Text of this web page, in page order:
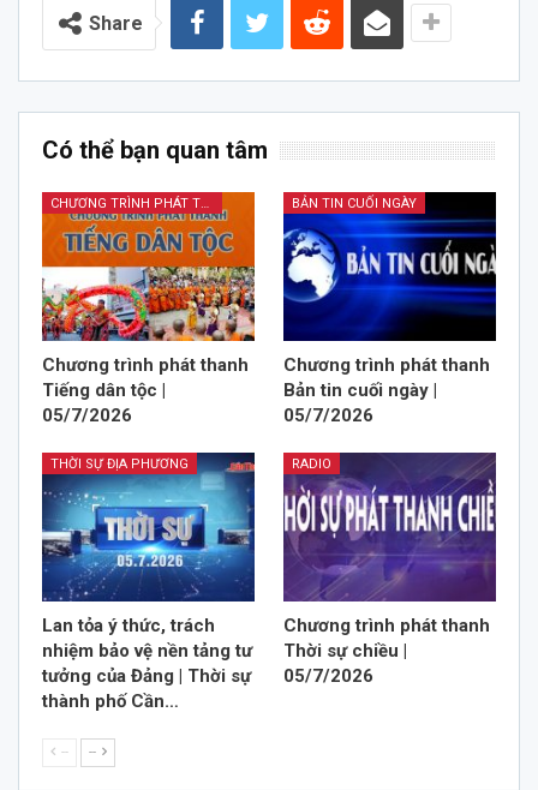
Share
Có thể bạn quan tâm
CHƯƠNG TRÌNH PHÁT THANH TIẾNG DÂN TỘC
Chương trình phát thanh
Tiếng dân tộc |
05/7/2026
BẢN TIN CUỐI NGÀY
Chương trình phát thanh
Bản tin cuối ngày |
05/7/2026
THỜI SỰ ĐỊA PHƯƠNG
Lan tỏa ý thức, trách
nhiệm bảo vệ nền tảng tư
tưởng của Đảng | Thời sự
thành phố Cần…
RADIO
Chương trình phát thanh
Thời sự chiều |
05/7/2026
-- --